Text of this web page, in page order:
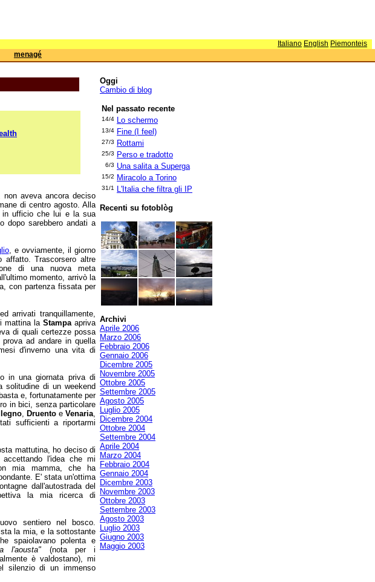
Italiano English Piemonteis
menagé
aveva ancora deciso
di centro agosto. Alla
in ufficio che lui e la sua
dopo sarebbero andati a
, e ovviamente, il giorno
affatto. Trascorsero altre
di una nuova meta
momento, arrivò la
con partenza fissata per
arrivati tranquillamente,
mattina la Stampaapriva
di quali certezze possa
ad andare in quella
d'inverno una vita di
in una giornata priva di
solitudine di un weekend
e, fortunatamente per
in bici, senza particolare
, DruentoeVenaria,
sufficienti a riportarmi
mattutina, ho deciso di
l'idea che mi
mia mamma, che ha
E' stata un'ottima
dall'autostrada del
la mia ricerca di
sentiero nel bosco.
la mia, e la sottostante
spaiolavano polenta e
l'aousta" (nota per i
è valdostano), mi
silenzio di un immenso
Oggi
Cambio di blog
Nel passato recente
14/4 Lo schermo
13/4 Fine (I feel)
27/3 Rottami
25/3 Perso e tradotto
6/3 Una salita a Superga
15/2 Miracolo a Torino
31/1 L'Italia che filtra gli IP
Recenti su fotoblòg
Archivi
Aprile 2006
Marzo 2006
Febbraio 2006
Gennaio 2006
Dicembre 2005
Novembre 2005
Ottobre 2005
Settembre 2005
Agosto 2005
Luglio 2005
Dicembre 2004
Ottobre 2004
Settembre 2004
Aprile 2004
Marzo 2004
Febbraio 2004
Gennaio 2004
Dicembre 2003
Novembre 2003
Ottobre 2003
Settembre 2003
Agosto 2003
Luglio 2003
Giugno 2003
Maggio 2003